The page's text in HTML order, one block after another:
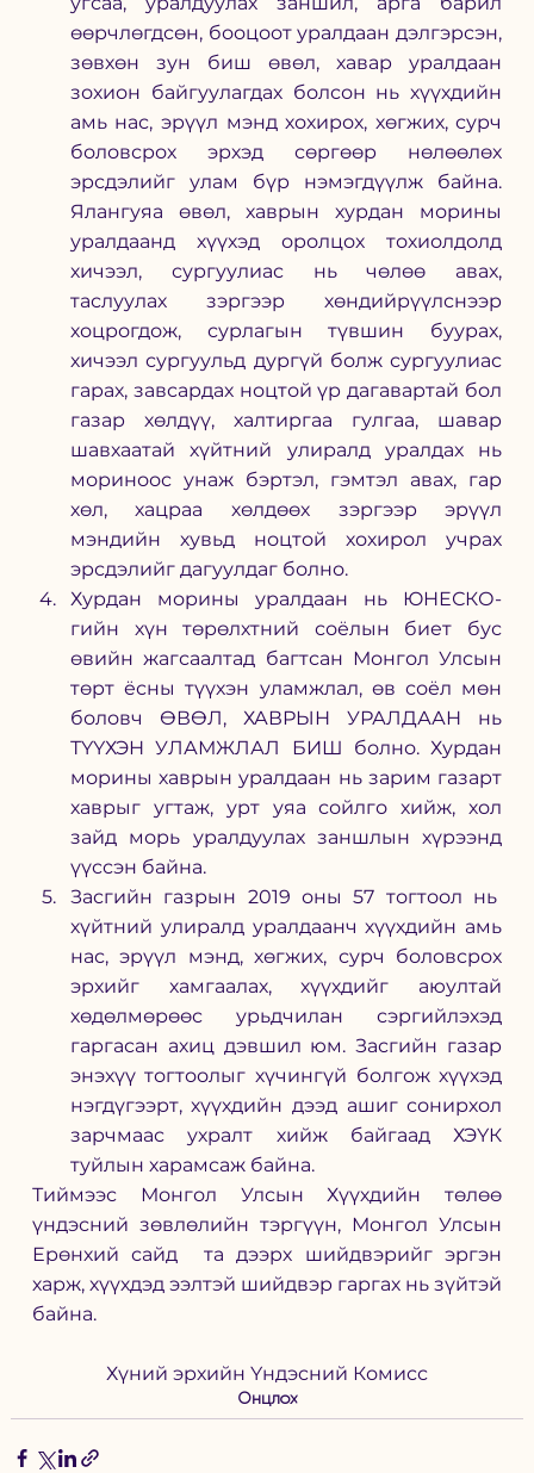
өөрчлөгдсөн, бооцоот уралдаан дэлгэрсэн,
зөвхөн зун биш өвөл, хавар уралдаан
зохион байгуулагдах болсон нь хүүхдийн
амь нас, эрүүл мэнд хохирох, хөгжих, сурч
боловсрох эрхэд сөргөөр нөлөөлөх
эрсдэлийг улам бүр нэмэгдүүлж байна.
Ялангуяа өвөл, хаврын хурдан морины
уралдаанд хүүхэд оролцох тохиолдолд
хичээл, сургуулиас нь чөлөө авах,
таслуулах зэргээр хөндийрүүлснээр
хоцрогдож, сурлагын түвшин буурах,
хичээл сургуульд дургүй болж сургуулиас
гарах, завсардах ноцтой үр дагавартай бол
газар хөлдүү, халтиргаа гулгаа, шавар
шавхаатай хүйтний улиралд уралдах нь
мориноос унаж бэртэл, гэмтэл авах, гар
хөл, хацраа хөлдөөх зэргээр эрүүл
мэндийн хувьд ноцтой хохирол учрах
эрсдэлийг дагуулдаг болно.
Хурдан морины уралдаан нь ЮНЕСКО-
гийн хүн төрөлхтний соёлын биет бус
өвийн жагсаалтад багтсан Монгол Улсын
төрт ёсны түүхэн уламжлал, өв соёл мөн
боловч ӨВӨЛ, ХАВРЫН УРАЛДААН нь
ТҮҮХЭН УЛАМЖЛАЛ БИШ болно. Хурдан
морины хаврын уралдаан нь зарим газарт
хаврыг угтаж, урт уяа сойлго хийж, хол
зайд морь уралдуулах заншлын хүрээнд
үүссэн байна.
Засгийн газрын 2019 оны 57 тогтоол нь
хүйтний улиралд уралдаанч хүүхдийн амь
нас, эрүүл мэнд, хөгжих, сурч боловсрох
эрхийг хамгаалах, хүүхдийг аюултай
хөдөлмөрөөс урьдчилан сэргийлэхэд
гаргасан ахиц дэвшил юм. Засгийн газар
энэхүү тогтоолыг хүчингүй болгож хүүхэд
нэгдүгээрт, хүүхдийн дээд ашиг сонирхол
зарчмаас ухралт хийж байгаад ХЭҮК
туйлын харамсаж байна.
Тиймээс Монгол Улсын Хүүхдийн төлөө
үндэсний зөвлөлийн тэргүүн, Монгол Улсын
Ерөнхий сайд  та дээрх шийдвэрийг эргэн
харж, хүүхдэд ээлтэй шийдвэр гаргах нь зүйтэй
байна.
Хүний эрхийн Үндэсний Комисс
Онцлох